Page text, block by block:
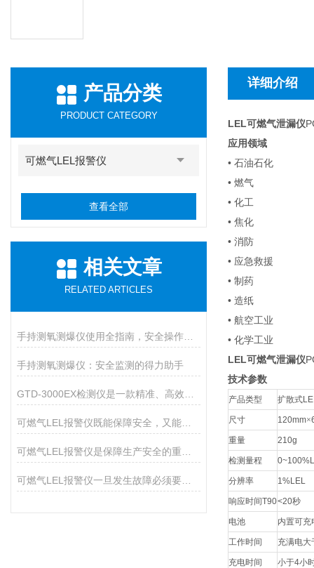
产品分类
PRODUCT CATEGORY
可燃气LEL报警仪
查看全部
相关文章
RELATED ARTICLES
手持测氧测爆仪：安全监测的得力助手
详细介绍
LEL可燃气泄漏仪
应用领域
• 石油石化
• 燃气
• 化工
• 焦化
• 消防
• 应急救援
• 制药
• 造纸
• 航空工业
• 化学工业
LEL可燃气泄漏仪
技术参数
产品类型 扩散式
尺寸 120mm×
重量 210g
检测量程
分辨率 1%LEL
响应时间T90<20秒
电池 内置可充
工作时间 充满电大
充电时间 小于4小